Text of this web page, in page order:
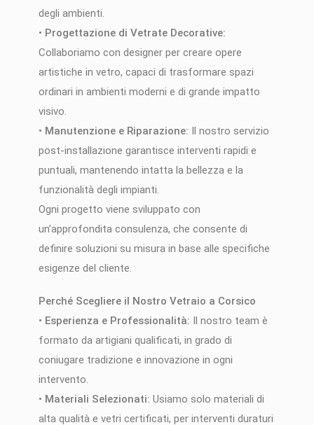
degli ambienti.
• Progettazione di Vetrate Decorative:
Collaboriamo con designer per creare opere
artistiche in vetro, capaci di trasformare spazi
ordinari in ambienti moderni e di grande impatto
visivo.
• Manutenzione e Riparazione: Il nostro servizio
post-installazione garantisce interventi rapidi e
puntuali, mantenendo intatta la bellezza e la
funzionalità degli impianti.
Ogni progetto viene sviluppato con
un’approfondita consulenza, che consente di
definire soluzioni su misura in base alle specifiche
esigenze del cliente.
Perché Scegliere il Nostro Vetraio a Corsico
• Esperienza e Professionalità: Il nostro team è
formato da artigiani qualificati, in grado di
coniugare tradizione e innovazione in ogni
intervento.
• Materiali Selezionati: Usiamo solo materiali di
alta qualità e vetri certificati, per interventi duraturi